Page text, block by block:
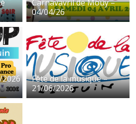
Carnavavril de Mouy –
04/04/26
2026
Fête de la musique –
21/06/2026